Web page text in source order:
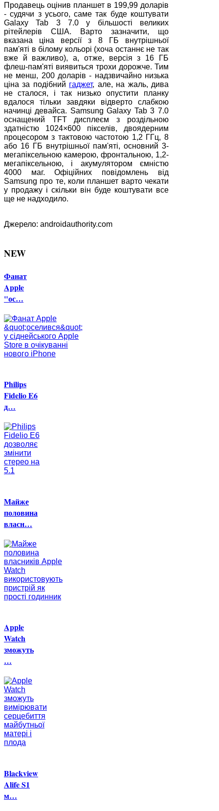
Продавець оцінив планшет в 199,99 доларів
- судячи з усього, саме так буде коштувати
Galaxy Tab 3 7.0 у більшості великих
рітейлерів США. Варто зазначити, що
вказана ціна версії з 8 ГБ внутрішньої
пам'яті в білому кольорі (хоча останнє не так
вже й важливо), а, отже, версія з 16 ГБ
флеш-пам'яті виявиться трохи дорожче. Тим
не менш, 200 доларів - надзвичайно низька
ціна за подібний гаджет, але, на жаль, дива
не сталося, і так низько опустити планку
вдалося тільки завдяки відверто слабкою
начинці девайса. Samsung Galaxy Tab 3 7.0
оснащений TFT дисплеєм з роздільною
здатністю 1024×600 пікселів, двоядерним
процесором з тактовою частотою 1,2 ГГц, 8
або 16 ГБ внутрішньої пам'яті, основний 3-
мегапіксельною камерою, фронтальною, 1,2-
мегапіксельною, і акумулятором ємністю
4000 маг. Офіційних повідомлень від
Samsung про те, коли планшет варто чекати
у продажу і скільки він буде коштувати все
ще не надходило.
Джерело: androidauthority.com
NEW
Фанат
Apple
"ос…
Philips
Fidelio E6
д…
Майже
половина
власн…
Apple
Watch
зможуть
…
Blackview
Alife S1
м…